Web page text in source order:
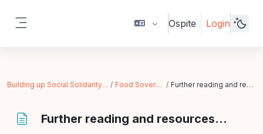
Ospite Login
Building up Social Solidarity Economy Food Sovereignity Further reading and resources...
Further reading and resources...